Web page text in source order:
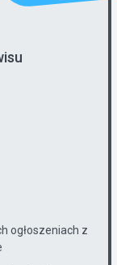
ogłoszeniach z